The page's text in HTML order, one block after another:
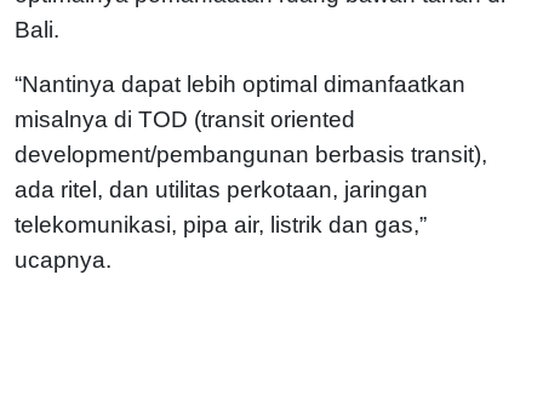
Bali.
“Nantinya dapat lebih optimal dimanfaatkan
misalnya di TOD (transit oriented
development/pembangunan berbasis transit),
ada ritel, dan utilitas perkotaan, jaringan
telekomunikasi, pipa air, listrik dan gas,”
ucapnya.